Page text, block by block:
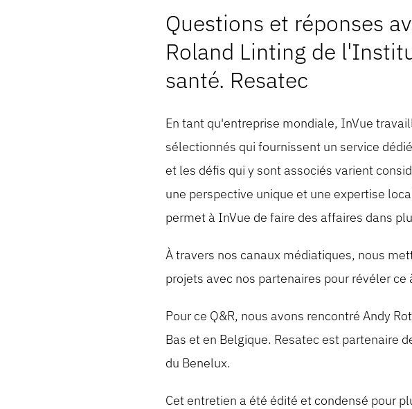
Questions et réponses
Roland Linting de
santé. Resatec
En tant qu'entreprise mondiale, InVue
sélectionnés qui fournissent un service
et les défis qui y sont associés varient
une perspective unique et une expertise
permet à InVue de faire des affaires dans
À travers nos canaux médiatiques, nous
projets avec nos partenaires pour révéler
Pour ce Q&R, nous avons rencontré Andy
Bas et en Belgique. Resatec est partenaire
du Benelux.
Cet entretien a été édité et condensé pour